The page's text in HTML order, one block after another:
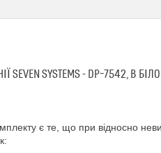
SYSTEMS - DP–7542, В
є те, що при відносно